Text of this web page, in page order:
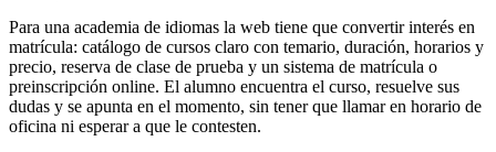
Para una academia de idiomas la web tiene que convertir interés en
matrícula: catálogo de cursos claro con temario, duración, horarios y
precio, reserva de clase de prueba y un sistema de matrícula o
preinscripción online. El alumno encuentra el curso, resuelve sus
dudas y se apunta en el momento, sin tener que llamar en horario de
oficina ni esperar a que le contesten.